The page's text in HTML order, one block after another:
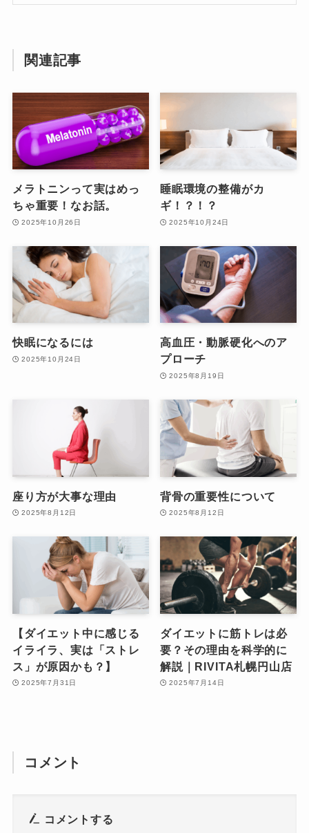
関連記事
メラトニンって実はめっ
ちゃ重要！なお話。
2025年10月26日
睡眠環境の整備がカ
ギ！？！？
2025年10月24日
快眠になるには
2025年10月24日
高血圧・動脈硬化へのア
プローチ
2025年8月19日
座り方が大事な理由
2025年8月12日
背骨の重要性について
2025年8月12日
【ダイエット中に感じる
イライラ、実は「ストレ
ス」が原因かも？】
2025年7月31日
ダイエットに筋トレは必
要？その理由を科学的に
解説｜RIVITA札幌円山店
2025年7月14日
コメント
コメントする